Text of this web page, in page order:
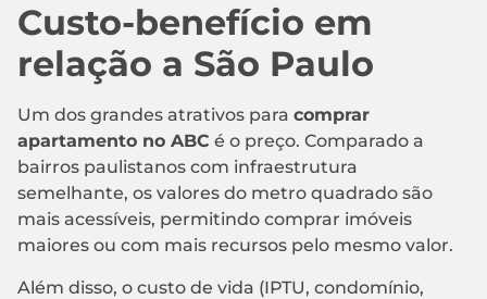
Custo-benefício em
relação a São Paulo
Um dos grandes atrativos para comprar
apartamento no ABC é o preço. Comparado a
bairros paulistanos com infraestrutura
semelhante, os valores do metro quadrado são
mais acessíveis, permitindo comprar imóveis
maiores ou com mais recursos pelo mesmo valor.
Além disso, o custo de vida (IPTU, condomínio,